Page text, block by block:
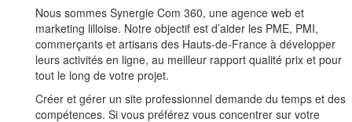
Nous sommes Synergie Com 360, une agence web et
marketing lilloise. Notre objectif est d’aider les PME, PMI,
commerçants et artisans des Hauts-de-France à développer
leurs activités en ligne, au meilleur rapport qualité prix et pour
tout le long de votre projet.
Créer et gérer un site professionnel demande du temps et des
compétences. Si vous préférez vous concentrer sur votre